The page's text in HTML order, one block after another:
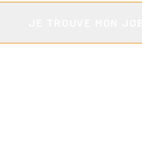
et sélectionner les profils les
humaines.